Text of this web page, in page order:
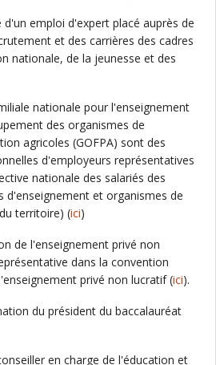
d'un emploi d'expert placé auprès de
et des carrières des cadres
nationale, de la jeunesse et des
nationale pour l'enseignement
des organismes de
agricoles (GOFPA) sont des
d'employeurs représentatives
nationale des salariés des
d'enseignement et organismes de
territoire) (ici)
de l'enseignement privé non
dans la convention
privé non lucratif (ici).
du président du baccalauréat
en charge de l'éducation et